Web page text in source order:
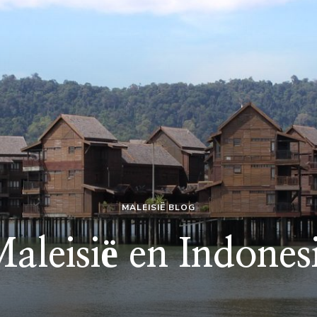
MALEISIË BLOG
en